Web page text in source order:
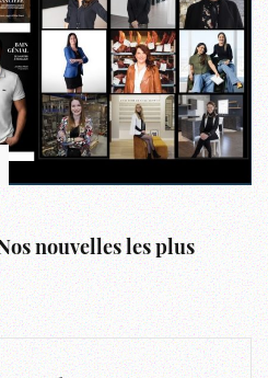
nouvelles les plus